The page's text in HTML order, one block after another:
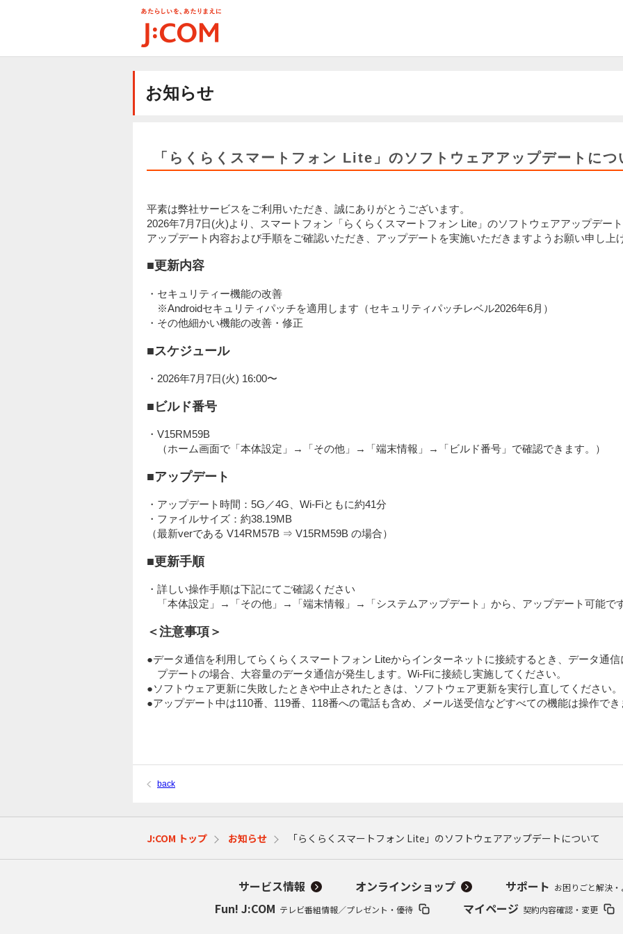
お知らせ
「らくらくスマートフォン Lite」のソフトウェアアップデートにつ
平素は弊社サービスをご利用いただき、誠にありがとうございます。
2026年7月7日(火)より、スマートフォン「らくらくスマートフォン Lite」のソフトウェアアップデー
アップデート内容および手順をご確認いただき、アップデートを実施いただきますようお願い申し上
■更新内容
・セキュリティー機能の改善
※Androidセキュリティパッチを適用します（セキュリティパッチレベル2026年6月）
・その他細かい機能の改善・修正
■スケジュール
・2026年7月7日(火) 16:00〜
■ビルド番号
・V15RM59B
（ホーム画面で「本体設定」→「その他」→「端末情報」→「ビルド番号」で確認できます。）
■アップデート
・アップデート時間：5G／4G、Wi-Fiともに約41分
・ファイルサイズ：約38.19MB
（最新verである V14RM57B ⇒ V15RM59B の場合）
■更新手順
・詳しい操作手順は下記にてご確認ください
「本体設定」→「その他」→「端末情報」→「システムアップデート」から、アップデート可能で
＜注意事項＞
●データ通信を利用してらくらくスマートフォン Liteからインターネットに接続するとき、データ通
プデートの場合、大容量のデータ通信が発生します。Wi-Fiに接続し実施してください。
●ソフトウェア更新に失敗したときや中止されたときは、ソフトウェア更新を実行し直してください。
●アップデート中は110番、119番、118番への電話も含め、メール送受信などすべての機能は操作で
back
J:COM トップ お知らせ 「らくらくスマートフォン Lite」のソフトウェアアップデートについて
サービス情報 オンラインショップ サポート お困りごと解決
Fun! J:COM テレビ番組情報／プレゼント・優待 マイページ 契約内容確認・変更